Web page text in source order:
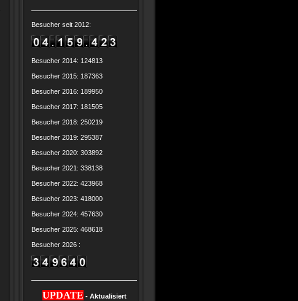
Besucher seit 2012:
Besucher 2014: 124813
Besucher 2015: 187363
Besucher 2016: 189950
Besucher 2017: 181505
Besucher 2018: 250219
Besucher 2019: 295387
Besucher 2020: 303892
Besucher 2021: 338138
Besucher 2022: 423968
Besucher 2023: 418000
Besucher 2024: 457630
Besucher 2025: 468618
Besucher 2026 :
UPDATE - Aktualisiert